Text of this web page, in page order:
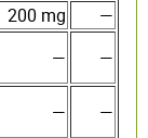
200 mg
—
— —
—
—